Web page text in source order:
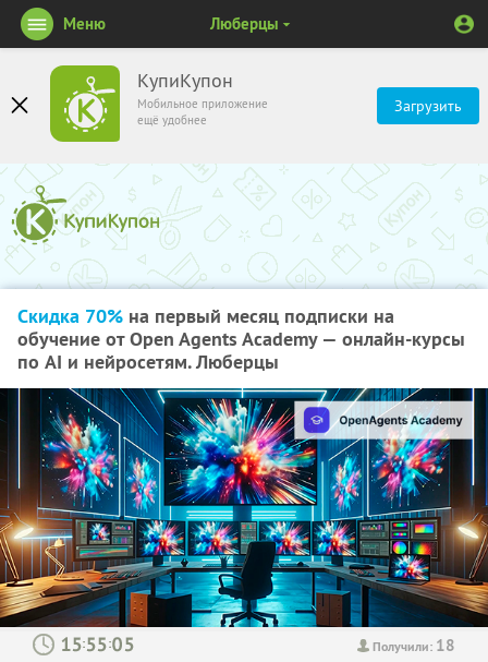
КупиКупон
Мобильное приложение
ещё удобнее
Загрузить
Меню Люберцы
Скидка 70% на первый месяц подписки на
обучение от Open Agents Academy — онлайн-курсы
по AI и нейросетям. Люберцы
Получили: 18
: :